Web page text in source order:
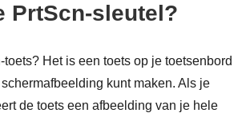
PrtScn-sleutel?
toets? Het is een toets op je toetsenbord
kunt maken. Als je
de toets een afbeelding van je hele